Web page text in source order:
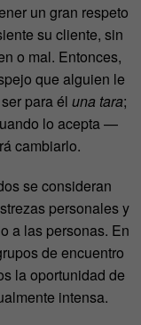
un gran respeto
su cliente, sin
o mal. Entonces,
que alguien le
para él una tara;
lo acepta —
cambiarlo.
se consideran
personales y
a las personas. En
de encuentro
la oportunidad de
intensa.